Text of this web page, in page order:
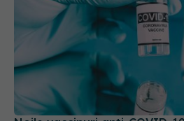
Noile vaccinuri anti-COVID-
pentru persoanele peste 65
28 aug 2025, 14:21